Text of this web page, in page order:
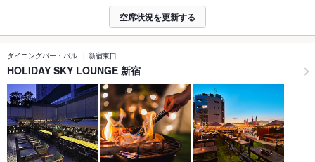
空席状況を更新する
ダイニングバー・バル 新宿東口
HOLIDAY SKY LOUNGE 新宿